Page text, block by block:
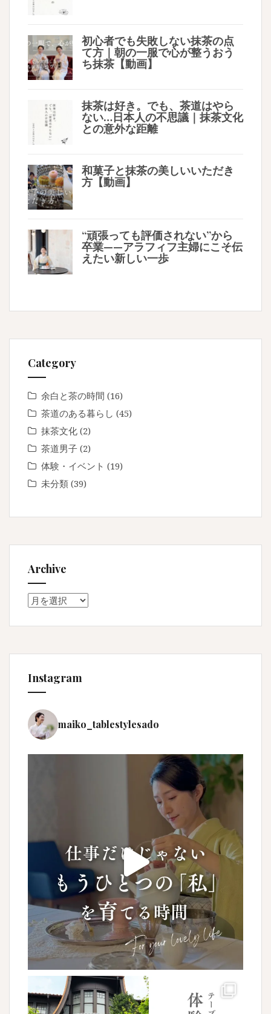
初心者でも失敗しない抹茶の点
て方｜朝の一服で心が整うおう
ち抹茶【動画】
抹茶は好き。でも、茶道はやら
ない…日本人の不思議｜抹茶文化
との意外な距離
和菓子と抹茶の美しいいただき
方【動画】
“頑張っても評価されない”から
卒業——アラフィフ主婦にこそ伝
えたい新しい一歩
Category
余白と茶の時間 (16)
茶道のある暮らし (45)
抹茶文化 (2)
茶道男子 (2)
体験・イベント (19)
未分類 (39)
Archive
Archive
Instagram
maiko_tablestylesado